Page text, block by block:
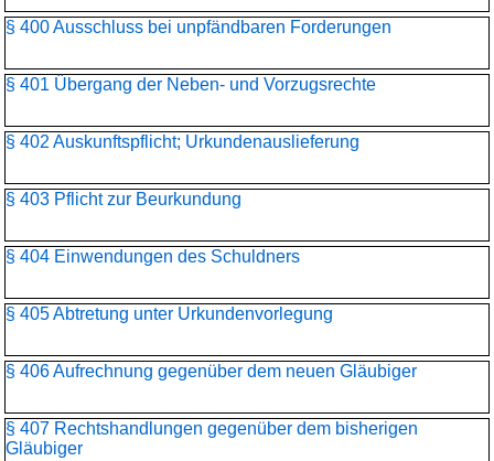
§ 400 Ausschluss bei unpfändbaren Forderungen
§ 401 Übergang der Neben- und Vorzugsrechte
§ 402 Auskunftspflicht; Urkundenauslieferung
§ 403 Pflicht zur Beurkundung
§ 404 Einwendungen des Schuldners
§ 405 Abtretung unter Urkundenvorlegung
§ 406 Aufrechnung gegenüber dem neuen Gläubiger
§ 407 Rechtshandlungen gegenüber dem bisherigen
Gläubiger